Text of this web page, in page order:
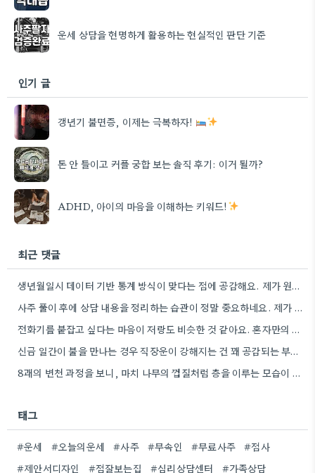
운세 상담을 현명하게 활용하는 현실적인 판단 기준
인기 글
갱년기 불면증, 이제는 극복하자!
돈 안 들이고 커플 궁합 보는 솔직 후기: 이거 될까?
ADHD, 아이의 마음을 이해하는 키워드!
최근 댓글
생년월일시 데이터 기반 통계 방식이 맞다는 점에 공감해요. 제가 원래 데이터 분석에 관심이 많아서, 그런…
사주 풀이 후에 상담 내용을 정리하는 습관이 정말 중요하네요. 제가 비슷한 경험이 있어서, 그때 얻은…
전화기를 붙잡고 싶다는 마음이 저랑도 비슷한 것 같아요. 혼자만의 시간을 잘 활용하지 못해서 불안할 때,…
신금 일간이 불을 만나는 경우 직장운이 강해지는 건 꽤 공감되는 부분이에요. 좀 더 구체적으로 어떤…
8괘의 변천 과정을 보니, 마치 나무의 껍질처럼 층을 이루는 모습이 떠올라요. 한 번의 변화를 통해…
태그
#운세 #오늘의운세 #사주 #무속인 #무료사주
#점사
#제안서디자인
#점잘보는집 #심리상담센터 #가족상담